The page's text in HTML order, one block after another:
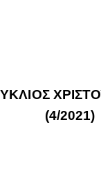
Ἐν
(4/2021)